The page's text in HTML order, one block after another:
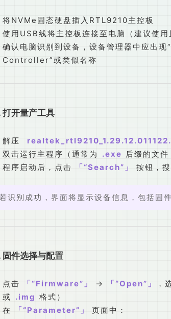
将NVMe固态硬盘插入RTL9210主控板
使用USB线将主控板连接至电脑（建议使
确认电脑识别到设备，设备管理器中应出
Controller”或类似名称
打开量产工具
解压
双击运行主程序（通常为
.exe 后缀的文
程序启动后，点击
“Search” 按钮，
若识别成功，界面将显示设备信息，包括固
固件选择与配置
点击 “Firmware” → “Open” ，
或 .img 格式）
在
“Parameter”
页面中：